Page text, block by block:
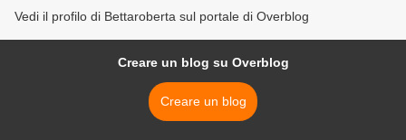
Vedi il profilo di Bettaroberta sul portale di Overblog
Creare un blog su Overblog
Creare un blog